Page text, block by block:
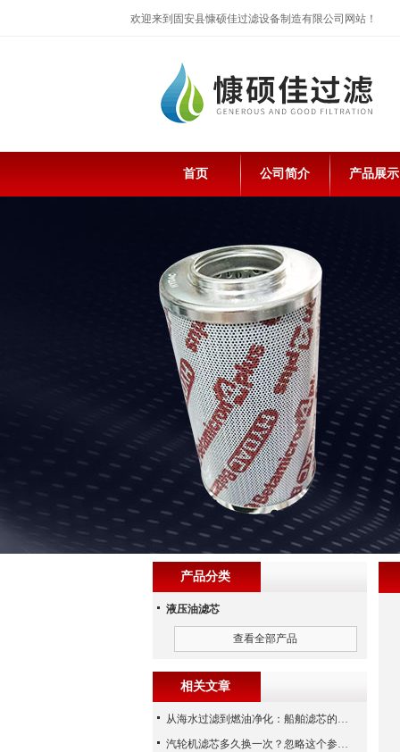
欢迎来到固安县慷硕佳过滤设备制造有限公司网站！
首页 公司简介 产品展示
产品分类
液压油滤芯
查看全部产品
相关文章
从海水过滤到燃油净化：船舶滤芯的多场景应用解析
汽轮机滤芯多久换一次？忽略这个参数，机组非停损失可能上百万！